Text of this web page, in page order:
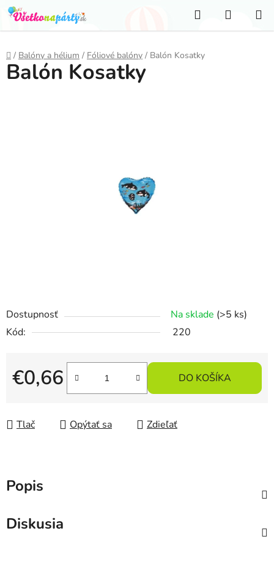
Prejsť
na
obsah
Hľadať
KOŠÍK
Domov
/ Balóny a hélium / Fóliové balóny / Balón Kosatky
Dostupnosť Na sklade (>5 ks)
Kód:
220
€0,66
Jednotková cena:
DO KOŠÍKA
Tlač Opýtať sa Zdieľať
Balón Kosatky
Popis
Diskusia